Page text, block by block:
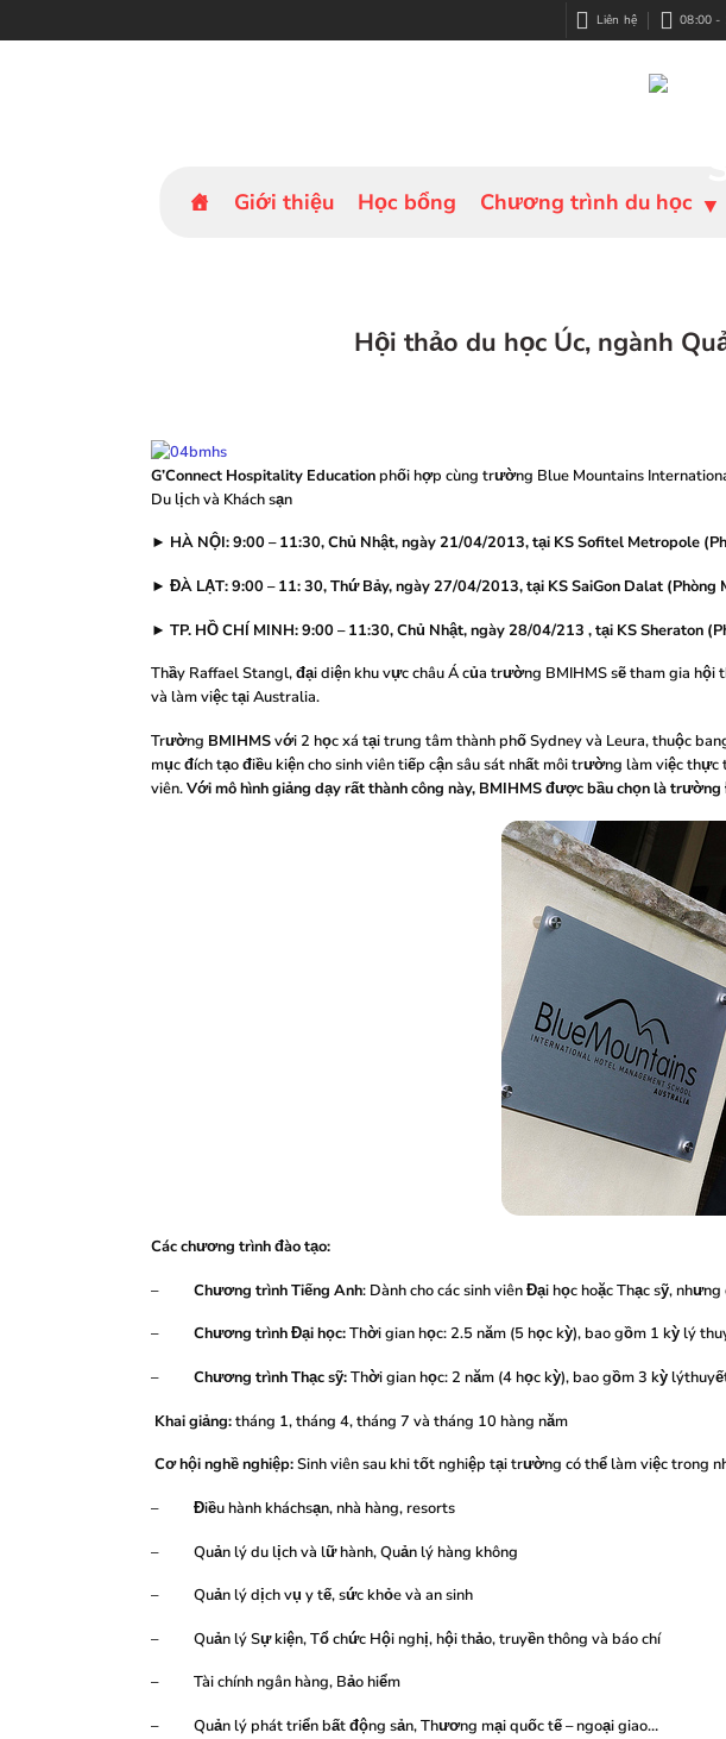
Liên hệ 08:00 -
Giới thiệu Học bổng Chương trình du học
Hội thảo du học Úc, ngành
G’Connect Hospitality Education phối hợp cùng trường Blue Mountains
Du lịch và Khách sạn
► HÀ NỘI: 9:00 – 11:30, Chủ Nhật, ngày 21/04/2013, tại KS Sofitel Metropole
► ĐÀ LẠT: 9:00 – 11: 30, Thứ Bảy, ngày 27/04/2013, tại KS SaiGon Dalat
► TP. HỒ CHÍ MINH: 9:00 – 11:30, Chủ Nhật, ngày 28/04/213 , tại KS Sheraton
Thầy Raffael Stangl, đại diện khu vực châu Á của trường BMIHMS sẽ tham gia
và làm việc tại Australia.
Trường BMIHMSvới 2 học xá tại trung tâm thành phố Sydney và Leura, thuộc
mục đích tạo điều kiện cho sinh viên tiếp cận sâu sát nhất môi trường làm việc
viên.Với mô hình giảng dạy rất thành công này, BMIHMS được bầu chọn là
Các chương trình đào tạo:
– Chương trình Tiếng Anh: Dành cho các sinh viên Đại học hoặc Thạc sỹ,
– Chương trình Đại học:Thời gian học: 2.5 năm (5 học kỳ), bao gồm 1 kỳ lý
– Chương trình Thạc sỹ:Thời gian học: 2 năm (4 học kỳ), bao gồm 3 kỳ
Khai giảng:tháng 1, tháng 4, tháng 7 và tháng 10 hàng năm
Cơ hội nghề nghiệp:Sinh viên sau khi tốt nghiệp tại trường có thể làm việc trong
– Điều hành kháchsạn, nhà hàng, resorts
– Quản lý du lịch và lữ hành, Quản lý hàng không
– Quản lý dịch vụ y tế, sức khỏe và an sinh
– Quản lý Sự kiện, Tổ chức Hội nghị, hội thảo, truyền thông và báo chí
– Tài chính ngân hàng, Bảo hiểm
– Quản lý phát triển bất động sản, Thương mại quốc tế – ngoại giao…